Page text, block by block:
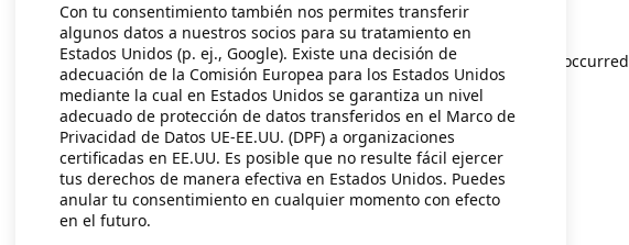
Application error: a client-side exception has occurred
Con tu consentimiento también nos permites transferir
algunos datos a nuestros socios para su tratamiento en
Estados Unidos (p. ej., Google). Existe una decisión de
adecuación de la Comisión Europea para los Estados Unidos
mediante la cual en Estados Unidos se garantiza un nivel
adecuado de protección de datos transferidos en el Marco de
Privacidad de Datos UE-EE.UU. (DPF) a organizaciones
certificadas en EE.UU. Es posible que no resulte fácil ejercer
tus derechos de manera efectiva en Estados Unidos. Puedes
anular tu consentimiento en cualquier momento con efecto
en el futuro.